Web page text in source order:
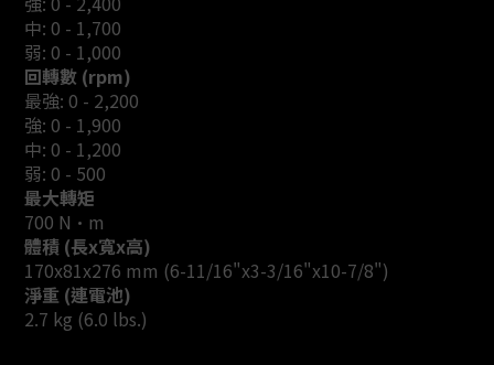
中: 0 - 1,700
弱: 0 - 1,000
回轉數 (rpm)
最強: 0 - 2,200
強: 0 - 1,900
中: 0 - 1,200
弱: 0 - 500
最大轉矩
700 N·m
體積 (長x寬x高)
170x81x276 mm (6-11/16"x3-3/16"x10-7/8")
淨重 (連電池)
2.7 kg (6.0 lbs.)